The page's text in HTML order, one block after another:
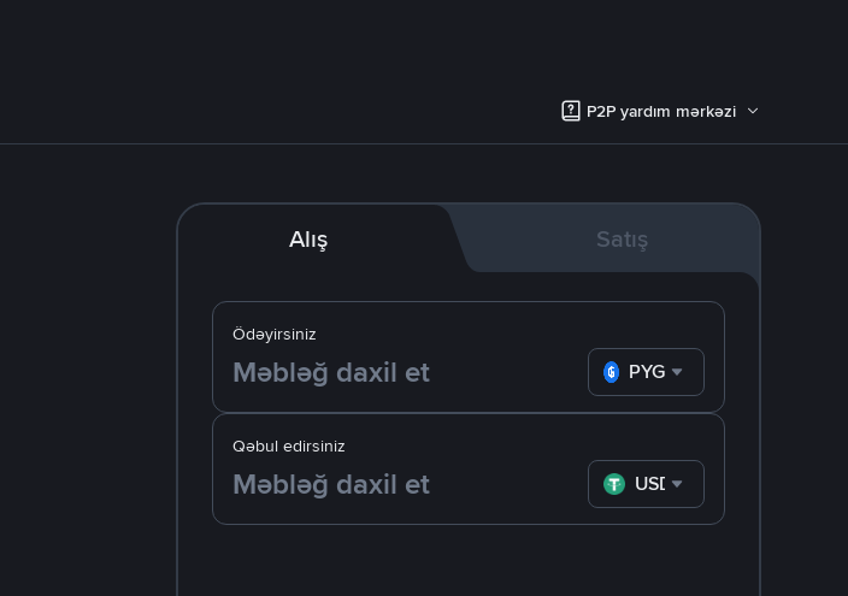
P2P yardım mərkəzi
Alış Satış
Ödəyirsiniz
PYG
Qəbul edirsiniz
USDT